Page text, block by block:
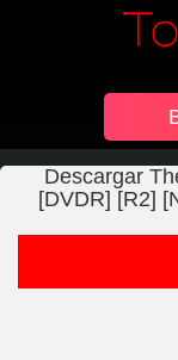
Descargar
[DVDR] [R2]